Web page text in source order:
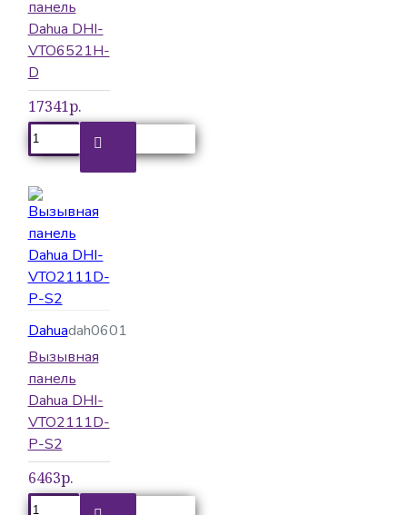
панель
Dahua DHI-
VTO6521H-
D
17341р.
Dahuadah0601
Вызывная
панель
Dahua DHI-
VTO2111D-
P-S2
6463р.